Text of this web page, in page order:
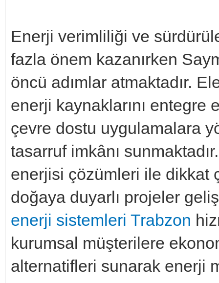
Enerji verimliliği ve
fazla önem kazanırken
öncü adımlar atmaktadır.
enerji kaynaklarını
çevre dostu uygulamalara
tasarruf imkânı
enerjisi çözümleri ile dikkat
doğaya duyarlı projeler
enerji sistemleri Trabzon
kurumsal müşterilere
alternatifleri sunarak enerji